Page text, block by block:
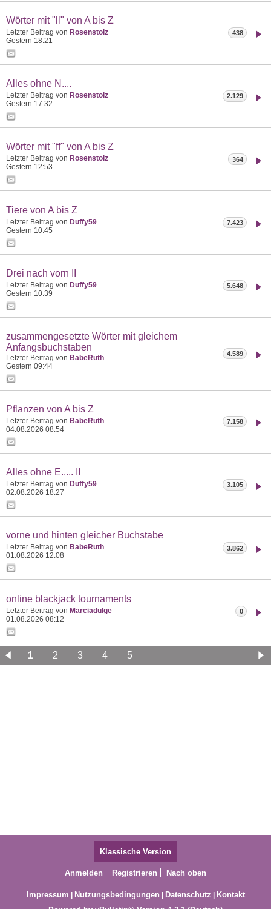
Wörter mit "ll" von A bis Z
Letzter Beitrag von Rosenstolz
Gestern 18:21
438
Alles ohne N....
Letzter Beitrag von Rosenstolz
Gestern 17:32
2.129
Wörter mit "ff" von A bis Z
Letzter Beitrag von Rosenstolz
Gestern 12:53
364
Tiere von A bis Z
Letzter Beitrag von Duffy59
Gestern 10:45
7.423
Drei nach vorn II
Letzter Beitrag von Duffy59
Gestern 10:39
5.648
zusammengesetzte Wörter mit gleichem
Anfangsbuchstaben
Letzter Beitrag von BabeRuth
Gestern 09:44
4.589
Pflanzen von A bis Z
Letzter Beitrag von BabeRuth
04.08.2026 08:54
7.158
Alles ohne E..... II
Letzter Beitrag von Duffy59
02.08.2026 18:27
3.105
vorne und hinten gleicher Buchstabe
Letzter Beitrag von BabeRuth
01.08.2026 12:08
3.862
online blackjack tournaments
Letzter Beitrag von Marciadulge
01.08.2026 08:12
0
1 2 3 4 5
Klassische Version
Anmelden Registrieren Nach oben
Impressum | Nutzungsbedingungen | Datenschutz | Kontakt